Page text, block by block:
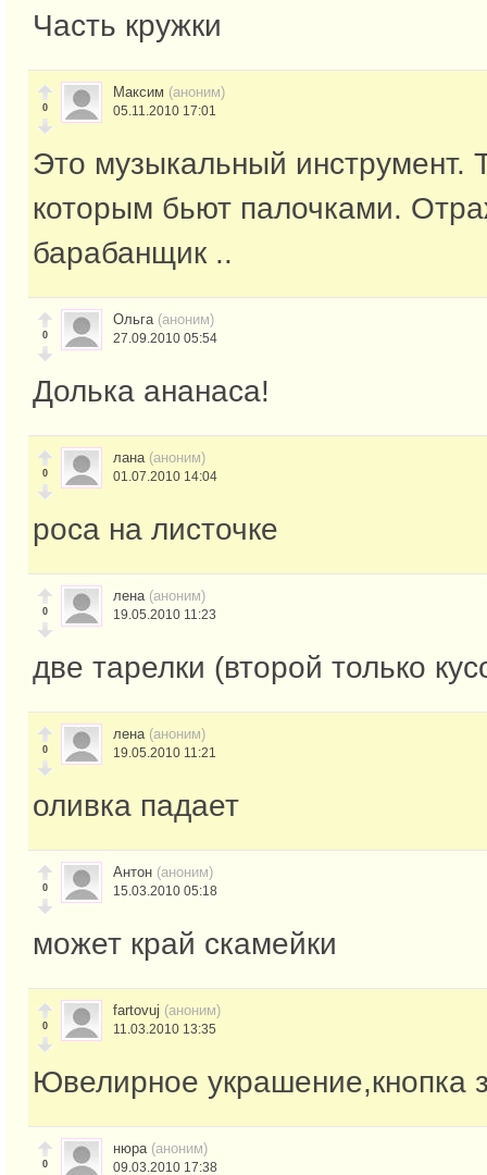
Часть кружки
0
Максим (аноним)
05.11.2010 17:01
Это музыкальный инструмент.
которым бьют палочками.
барабанщик ..
0
Ольга (аноним)
27.09.2010 05:54
Долька ананаса!
0
лана (аноним)
01.07.2010 14:04
роса на листочке
0
лена (аноним)
19.05.2010 11:23
две тарелки (второй только
0
лена (аноним)
19.05.2010 11:21
оливка падает
0
Антон (аноним)
15.03.2010 05:18
может край скамейки
0
fartovuj (аноним)
11.03.2010 13:35
Ювелирное украшение,кнопка
0
нюра (аноним)
09.03.2010 17:38